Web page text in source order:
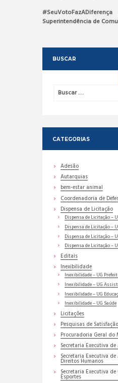
#SeuVotoFazADiferença
Superintendência de
BUSCAR
CATEGORIAS
Adesão
Autarquias
bem-estar animal
Coordenadoria de
Dispensa de Licitação
Dispensa de Licitação –
Dispensa de Licitação –
Dispensa de Licitação –
Dispensa de Licitação –
Editais
Inexibilidade
Inexibilidade – UG
Inexibilidade – UG
Inexibilidade – UG
Inexibilidade – UG Saúde
Licitações
Pesquisas de Satisfação
Procuradoria Geral do
Secretaria Executiva
Secretaria Executiva
Direitos Humanos
Secretaria Executiva
Esportes